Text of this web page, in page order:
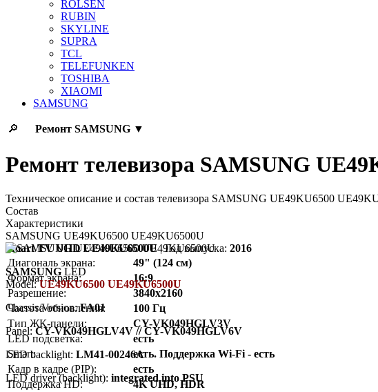
ROLSEN
RUBIN
SKYLINE
SUPRA
TCL
TELEFUNKEN
TOSHIBA
XIAOMI
SAMSUNG
🔎 Ремонт SAMSUNG ▼
Ремонт телевизора SAMSUNG
Техническое описание и состав телевизора SAMSUNG UE49KU6500
Состав
Характеристики
SAMSUNG UE49KU6500 UE49KU6500U
Smart TV UHD UE49KU6500U| Год выпуска: 2016
Диагональ экрана:
49" (124 см)
Формат экрана:
16:9
Разрешение:
3840x2160
Частота обновления:
100 Гц
Тип ЖК-панели:
CY-VK049HGLV3V
LED подсветка:
есть
Smart:
есть. Поддержка Wi-Fi - есть
Кадр в кадре (PIP):
есть
Поддержка HD:
4K UHD, HDR
SAMSUNG LED
Model:UE49KU6500 UE49KU6500U
Chassis/Version:FA01
Panel:CY-VK049HGLV4V // CY-VK049HGLV6V
LED backlight: LM41-00246A
LED driver (backlight): integrated into PSU